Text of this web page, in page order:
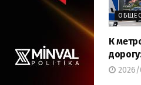
К
2026/